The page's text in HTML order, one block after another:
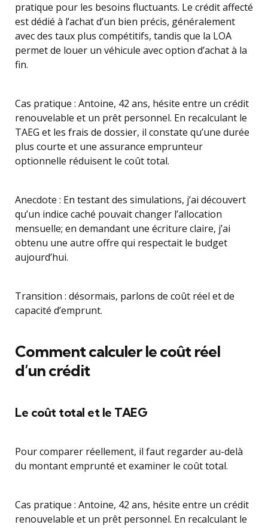
pratique pour les besoins fluctuants. Le crédit affecté
est dédié à l’achat d’un bien précis, généralement
avec des taux plus compétitifs, tandis que la LOA
permet de louer un véhicule avec option d’achat à la
fin.
Cas pratique : Antoine, 42 ans, hésite entre un crédit
renouvelable et un prêt personnel. En recalculant le
TAEG et les frais de dossier, il constate qu’une durée
plus courte et une assurance emprunteur
optionnelle réduisent le coût total.
Anecdote : En testant des simulations, j’ai découvert
qu’un indice caché pouvait changer l’allocation
mensuelle; en demandant une écriture claire, j’ai
obtenu une autre offre qui respectait le budget
aujourd’hui.
Transition : désormais, parlons de coût réel et de
capacité d’emprunt.
Comment calculer le coût réel
d’un crédit
Le coût total et le TAEG
Pour comparer réellement, il faut regarder au-delà
du montant emprunté et examiner le coût total.
Cas pratique : Antoine, 42 ans, hésite entre un crédit
renouvelable et un prêt personnel. En recalculant le